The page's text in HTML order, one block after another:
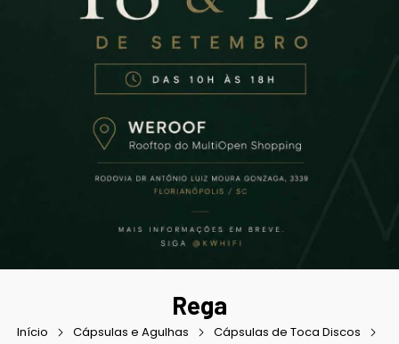
Rega
Início Cápsulas e Agulhas
Cápsulas de Toca Discos